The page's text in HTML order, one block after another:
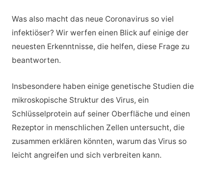
Was also macht das neue Coronavirus so viel
infektiöser? Wir werfen einen Blick auf einige der
neuesten Erkenntnisse, die helfen, diese Frage zu
beantworten.
Insbesondere haben einige genetische Studien die
mikroskopische Struktur des Virus, ein
Schlüsselprotein auf seiner Oberfläche und einen
Rezeptor in menschlichen Zellen untersucht, die
zusammen erklären könnten, warum das Virus so
leicht angreifen und sich verbreiten kann.